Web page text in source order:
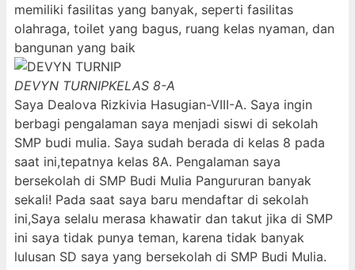
memiliki fasilitas yang banyak, seperti fasilitas
olahraga, toilet yang bagus, ruang kelas nyaman, dan
bangunan yang baik
DEVYN TURNIPKELAS 8-A
Saya Dealova Rizkivia Hasugian-VIII-A. Saya ingin
berbagi pengalaman saya menjadi siswi di sekolah
SMP budi mulia. Saya sudah berada di kelas 8 pada
saat ini,tepatnya kelas 8A. Pengalaman saya
bersekolah di SMP Budi Mulia Pangururan banyak
sekali! Pada saat saya baru mendaftar di sekolah
ini,Saya selalu merasa khawatir dan takut jika di SMP
ini saya tidak punya teman, karena tidak banyak
lulusan SD saya yang bersekolah di SMP Budi Mulia.